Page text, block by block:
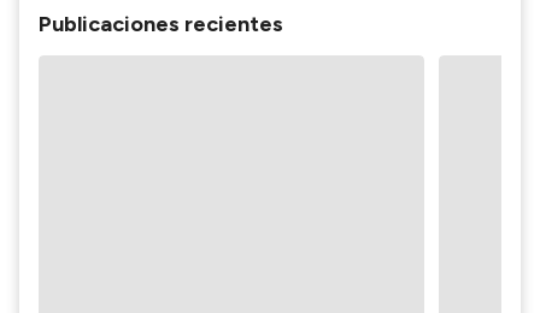
Publicaciones recientes